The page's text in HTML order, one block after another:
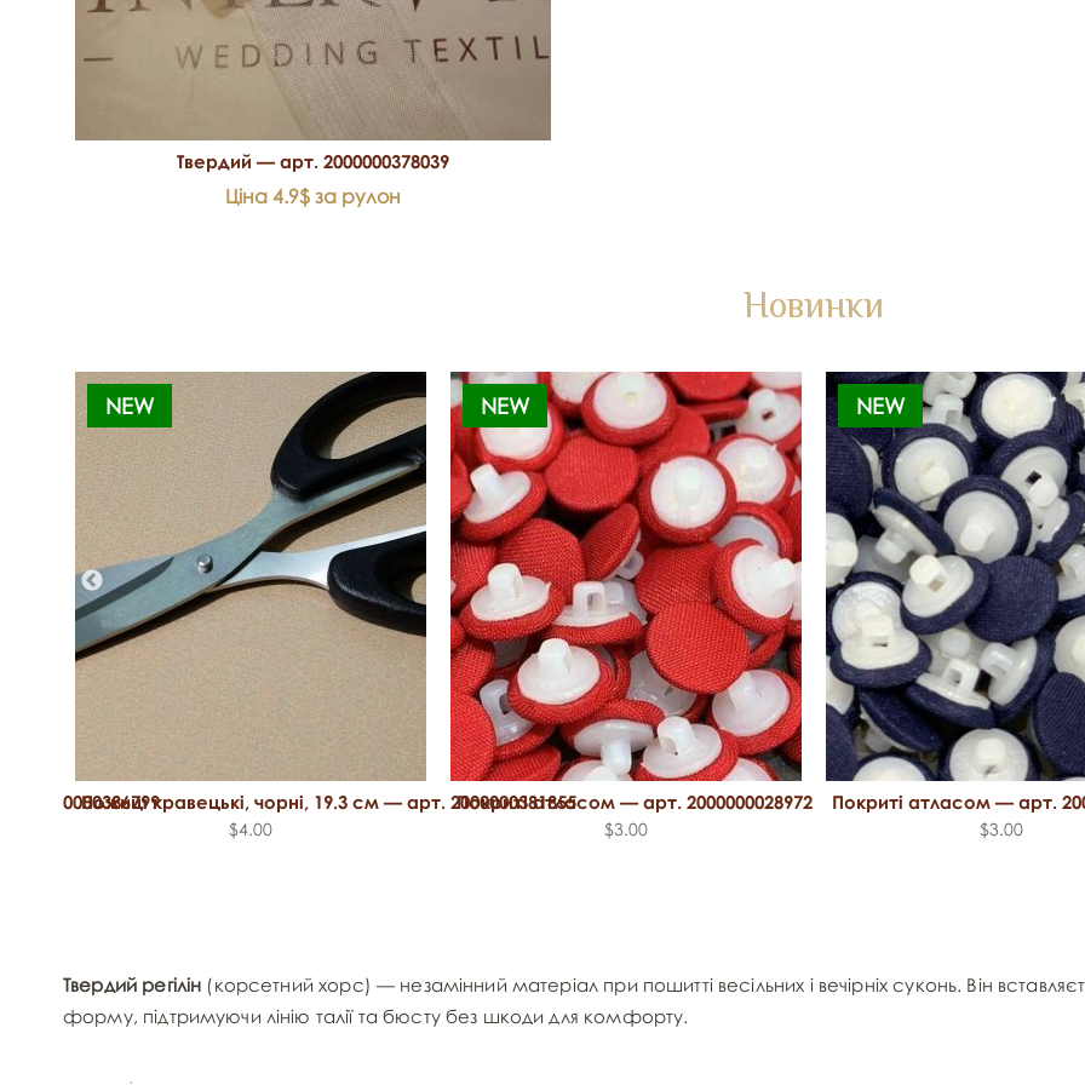
Твердий — арт. 2000000378039
Ціна 4.9$ за рулон
Новинки
2000000386799
NEW
Ножиці кравецькі, чорні, 19.3 см — арт. 2000000381855
$4.00
NEW
Покриті атласом — арт. 2000000028972
$3.00
NEW
Покриті атласом — арт.
$3.00
Твердий регілін (корсетний хорс) — незамінний матеріал при пошитті весільних і вечірніх суконь. Він
форму, підтримуючи лінію талії та бюсту без шкоди для комфорту.